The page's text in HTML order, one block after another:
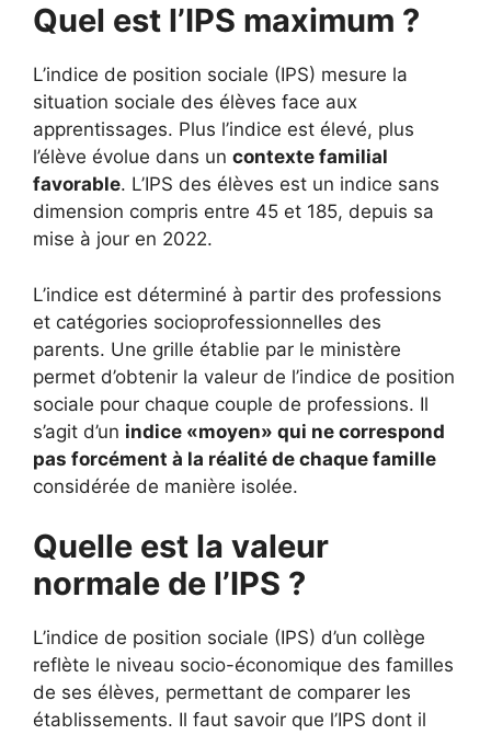
Quel est l’IPS maximum ?
L’indice de position sociale (IPS) mesure la
situation sociale des élèves face aux
apprentissages. Plus l’indice est élevé, plus
l’élève évolue dans un contexte familial
favorable. L’IPS des élèves est un indice sans
dimension compris entre 45 et 185, depuis sa
mise à jour en 2022.
L’indice est déterminé à partir des professions
et catégories socioprofessionnelles des
parents. Une grille établie par le ministère
permet d’obtenir la valeur de l’indice de position
sociale pour chaque couple de professions. Il
s’agit d’un indice «moyen» qui ne correspond
pas forcément à la réalité de chaque famille
considérée de manière isolée.
Quelle est la valeur
normale de l’IPS ?
L’indice de position sociale (IPS) d’un collège
reflète le niveau socio-économique des familles
de ses élèves, permettant de comparer les
établissements. Il faut savoir que l’IPS dont il